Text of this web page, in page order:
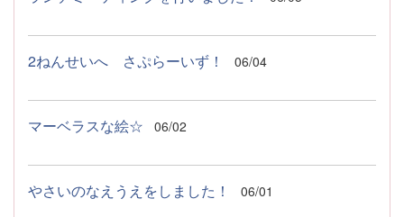
2ねんせいへ さぷらーいず！ 06/04
マーベラスな絵☆ 06/02
やさいのなえうえをしました！ 06/01